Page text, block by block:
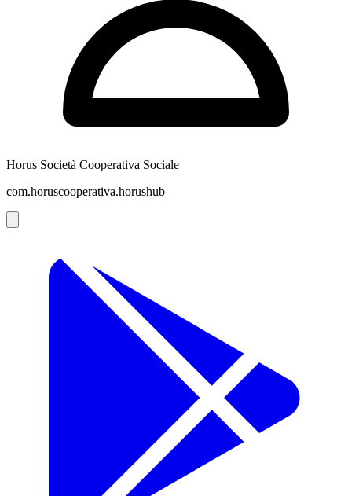
Horus Società Cooperativa Sociale
com.horuscooperativa.horushub